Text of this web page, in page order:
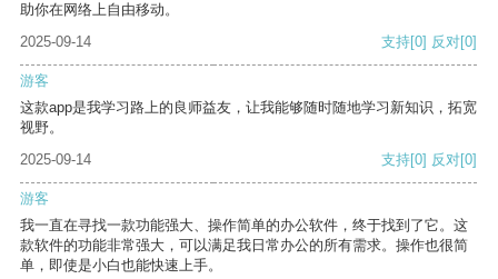
助你在网络上自由移动。
2025-09-14
支持[0] 反对[0]
游客
这款app是我学习路上的良师益友，让我能够随时随地学习新知识，拓宽
视野。
2025-09-14
支持[0] 反对[0]
游客
我一直在寻找一款功能强大、操作简单的办公软件，终于找到了它。这
款软件的功能非常强大，可以满足我日常办公的所有需求。操作也很简
单，即使是小白也能快速上手。